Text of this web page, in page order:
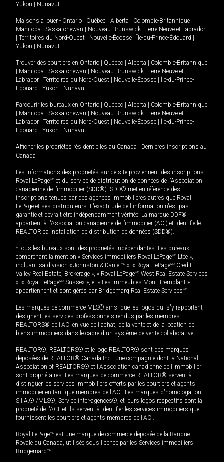
Yukon
Nunavut.
Maisons à louer - Ontario Québec Alberta Colombie-Britannique
Manitoba
Saskatchewan Nouveau-Brunswick
Terre-Neuve-et-Labrador
Territoires du Nord-Ouest Nouvelle-Écosse Île-du-Prince-Édouard
Yukon
Nunavut.
Trouver des courtiers en Ontario Québec Alberta
Colombie-Britannique
Manitoba Saskatchewan Nouveau-Brunswick
Terre-Neuve-et-
Labrador
Territoires du Nord-Ouest Nouvelle-Écosse
Île-du-Prince-
Édouard
Yukon Nunavut
Parcourir les bureaux en Ontario Québec Alberta
Colombie-Britannique
Manitoba Saskatchewan Nouveau-Brunswick
Terre-Neuve-et-
Labrador
Territoires du Nord-Ouest Nouvelle-Écosse
Île-du-Prince-
Édouard
Yukon Nunavut
Afficher les propriétés résidentielles au Canada
Dernières inscriptions au
Canada
Les informations des propriétés sur ce site proviennent des inscriptions
Royal LePageMD et du service de distribution de données de l'Association
canadienne de l’immobilier (SDD®). SDD® met en référence des
inscriptions tenues par des agences immobilières autres que Royal
LePage et ses distributeurs. L'exactitude de l'information n'est pas
garantie et devrait être indépendamment vérifiée. La marque DDF®
appartient à l'Association canadienne de l’immobilier (ACI) et identifie le
REALTOR.ca Installation de distribution de données (SDD®).
*Tous les bureaux sont des propriétés indépendantes. Les bureaux
comprenant la mention « Services immobiliers Royal LePageMD Ltée »,
incluant sa division « Johnston & Daniel MD », « Royal LePageMD Credit
Valley Real Estate, Brokerage », « Royal LePageMD West Real Estate Services
», « Royal LePageMD Sussex », et « Les immeubles Mont-Tremblant »
appartiennent et sont gérés par Bridgemarq Real Estate ServicesMD.
Les marques de commerce MLS® ainsi que les logos qui s'y rapportent
désignent les services professionnels rendus par les membres
REALTORS® de l'ACI en vue de l'achat, de la vente et de la location de
biens immobiliers dans le cadre d'un système de vente collaborative.
REALTOR®, REALTORS® et le logo REALTOR® sont des marques
déposées de REALTOR® Canada Inc., une compagnie dont la National
Association of REALTORS® et l'Association canadienne de l’immobilier
sont propriétaires. Les marques de commerce REALTOR® servent à
distinguer les services immobiliers offerts par les courtiers et agents
immobilier en tant que membres de l'ACI. Les marques d'homologation
S.I.A.® /MLS®, Service inter-agences®, et leurs logos respectifs sont la
propriété de l'ACI, et ils servent à identifier les services immobiliers que
fournissent les courtiers et agents membres de l'ACI.
Royal LePageMD est une marque de commerce déposée de la Banque
Royale du Canada, utilisée sous licence par les Services immobiliers
BridgemarqMD.